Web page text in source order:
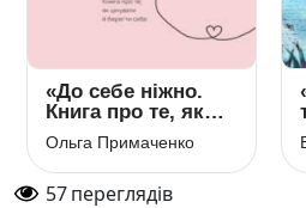
«До себе ніжно.
Книга про те, як
цінувати й берегти
себе» Ольга
Примаченко
Ольга Примаченко
57переглядів